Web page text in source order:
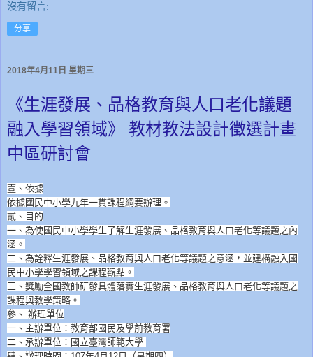
沒有留言:
分享
2018年4月11日 星期三
《生涯發展、品格教育與人口老化議題
融入學習領域》 教材教法設計徵選計畫
中區研討會
壹、依據
依據國民中小學九年一貫課程綱要辦理。
貳、目的
一、為使國民中小學學生了解生涯發展、品格教育與人口老化等議題之內
涵。
二、為詮釋生涯發展、品格教育與人口老化等議題之意涵，並建構融入國
民中小學學習領域之課程觀點。
三、獎勵全國教師研發具體落實生涯發展、品格教育與人口老化等議題之
課程與教學策略。
參、 辦理單位
一、主辦單位：教育部國民及學前教育署
二、承辦單位：國立臺灣師範大學